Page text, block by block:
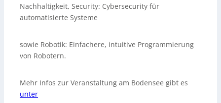
Nachhaltigkeit, Security: Cybersecurity für
automatisierte Systeme
sowie Robotik: Einfachere, intuitive Programmierung
von Robotern.
Mehr Infos zur Veranstaltung am Bodensee gibt es
unter